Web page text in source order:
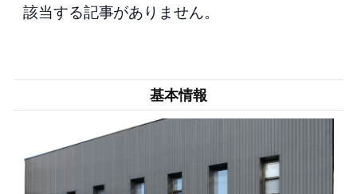
該当する記事がありません。
基本情報